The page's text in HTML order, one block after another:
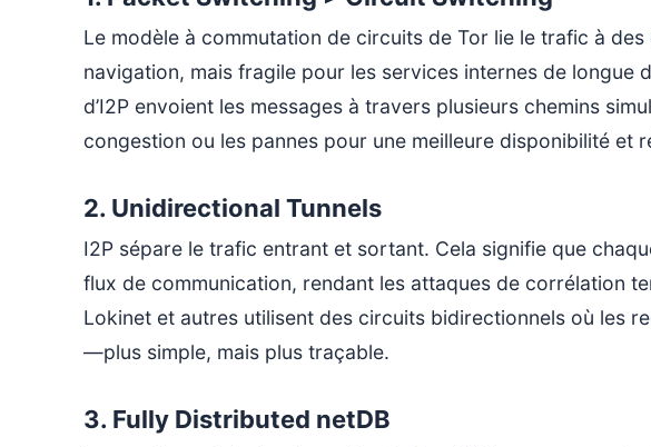
Le modèle à commutation de circuits de Tor lie le trafic à
navigation, mais fragile pour les services internes de longue
d’I2P envoient les messages à travers plusieurs chemins
congestion ou les pannes pour une meilleure disponibilité et
2. Unidirectional Tunnels
I2P sépare le trafic entrant et sortant. Cela signifie que
flux de communication, rendant les attaques de corrélation
Lokinet et autres utilisent des circuits bidirectionnels où les
—plus simple, mais plus traçable.
3. Fully Distributed netDB